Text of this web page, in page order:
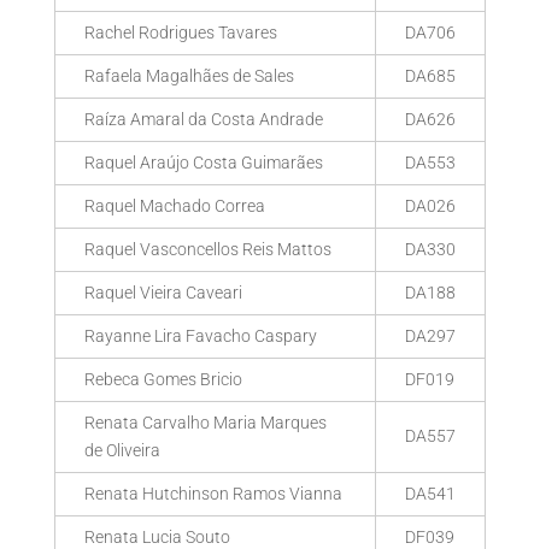
Rachel Rodrigues Tavares DA706
Rafaela Magalhães de Sales DA685
Raíza Amaral da Costa Andrade DA626
Raquel Araújo Costa Guimarães DA553
Raquel Machado Correa DA026
Raquel Vasconcellos Reis Mattos DA330
Raquel Vieira Caveari DA188
Rayanne Lira Favacho Caspary DA297
Rebeca Gomes Bricio DF019
Renata Carvalho Maria Marques
de Oliveira
DA557
Renata Hutchinson Ramos Vianna DA541
Renata Lucia Souto DF039